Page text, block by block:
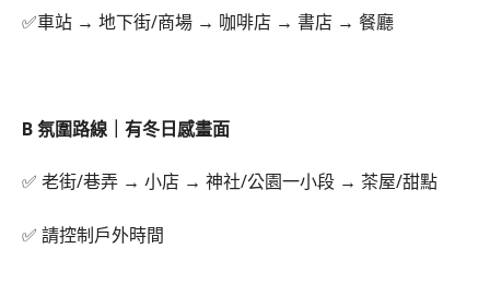
✅車站 → 地下街/商場 → 咖啡店 → 書店 → 餐廳
B 氛圍路線｜有冬日感畫面
✅ 老街/巷弄 → 小店 → 神社/公園一小段 → 茶屋/甜點
✅ 請控制戶外時間